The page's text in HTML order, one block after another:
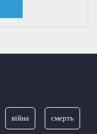
війна смерть